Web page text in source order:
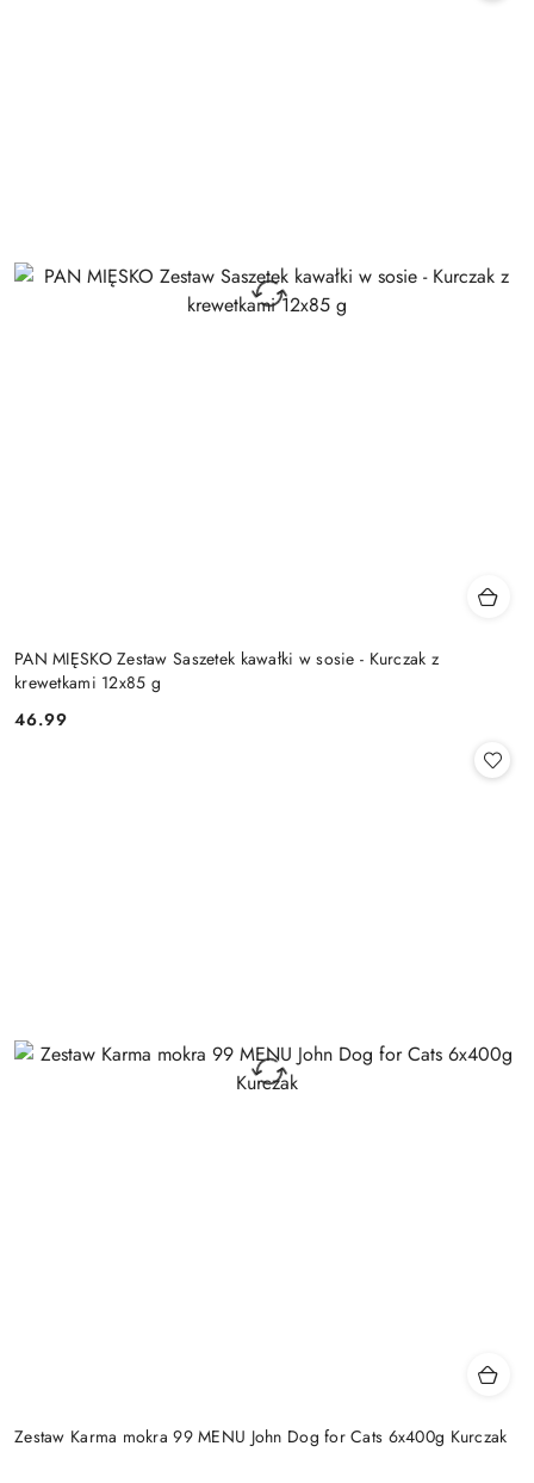
PAN MIĘSKO Zestaw Saszetek kawałki w sosie - Kurczak z
krewetkami 12x85 g
Cena:
46.99
Zestaw Karma mokra 99 MENU John Dog for Cats 6x400g Kurczak